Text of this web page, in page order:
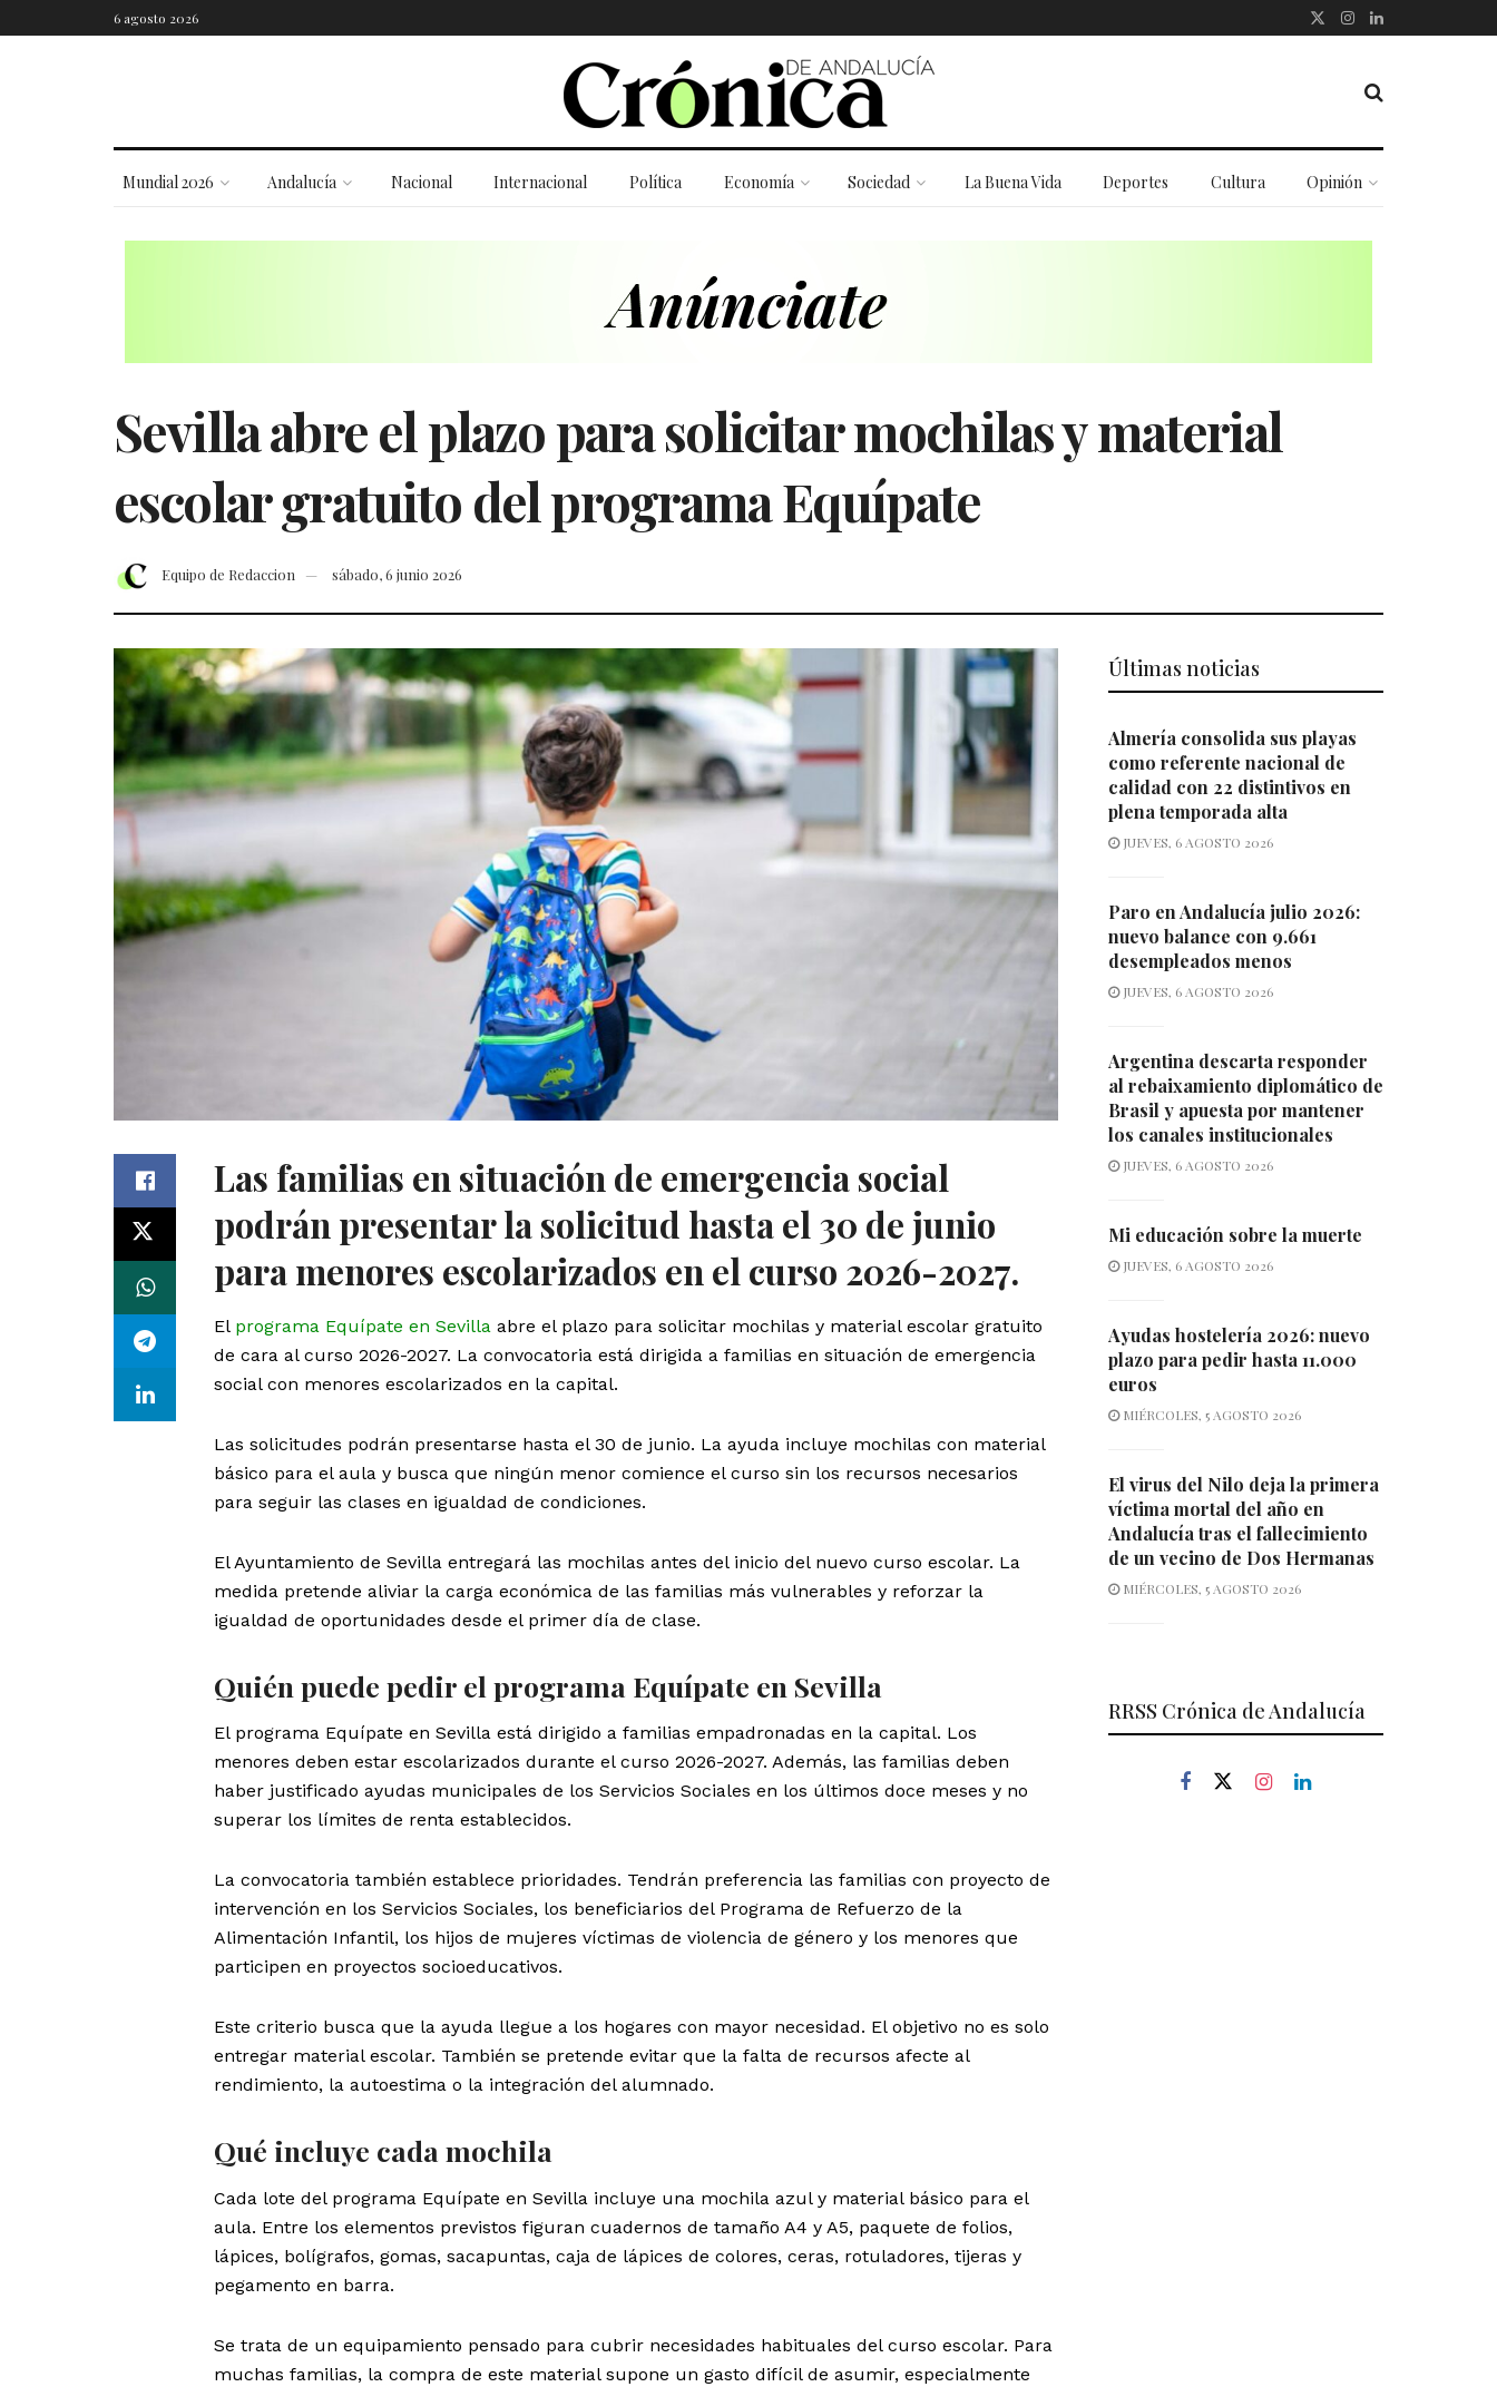
6 agosto 2026
Mundial 2026 Andalucía Nacional Internacional Política Economía Sociedad La Buena Vida Deportes Cultura Opinión
Sevilla abre el plazo para solicitar mochilas y material
escolar gratuito del programa Equípate
Equipo de Redaccion sábado, 6 junio 2026
Las familias en situación de emergencia social
podrán presentar la solicitud hasta el 30 de junio
para menores escolarizados en el curso 2026-2027.
El programa Equípate en Sevilla abre el plazo para solicitar mochilas y material escolar gratuito
de cara al curso 2026-2027. La convocatoria está dirigida a familias en situación de emergencia
social con menores escolarizados en la capital.
Las solicitudes podrán presentarse hasta el 30 de junio. La ayuda incluye mochilas con material
básico para el aula y busca que ningún menor comience el curso sin los recursos necesarios
para seguir las clases en igualdad de condiciones.
El Ayuntamiento de Sevilla entregará las mochilas antes del inicio del nuevo curso escolar. La
medida pretende aliviar la carga económica de las familias más vulnerables y reforzar la
igualdad de oportunidades desde el primer día de clase.
Quién puede pedir el programa Equípate en Sevilla
El programa Equípate en Sevilla está dirigido a familias empadronadas en la capital. Los
menores deben estar escolarizados durante el curso 2026-2027. Además, las familias deben
haber justificado ayudas municipales de los Servicios Sociales en los últimos doce meses y no
superar los límites de renta establecidos.
La convocatoria también establece prioridades. Tendrán preferencia las familias con proyecto de
intervención en los Servicios Sociales, los beneficiarios del Programa de Refuerzo de la
Alimentación Infantil, los hijos de mujeres víctimas de violencia de género y los menores que
participen en proyectos socioeducativos.
Este criterio busca que la ayuda llegue a los hogares con mayor necesidad. El objetivo no es solo
entregar material escolar. También se pretende evitar que la falta de recursos afecte al
rendimiento, la autoestima o la integración del alumnado.
Qué incluye cada mochila
Cada lote del programa Equípate en Sevilla incluye una mochila azul y material básico para el
aula. Entre los elementos previstos figuran cuadernos de tamaño A4 y A5, paquete de folios,
lápices, bolígrafos, gomas, sacapuntas, caja de lápices de colores, ceras, rotuladores, tijeras y
pegamento en barra.
Se trata de un equipamiento pensado para cubrir necesidades habituales del curso escolar. Para
muchas familias, la compra de este material supone un gasto difícil de asumir, especialmente
Últimas noticias
Almería consolida sus playas
como referente nacional de
calidad con 22 distintivos en
plena temporada alta
JUEVES, 6 AGOSTO 2026
Paro en Andalucía julio 2026:
nuevo balance con 9.661
desempleados menos
JUEVES, 6 AGOSTO 2026
Argentina descarta responder
al rebaixamiento diplomático de
Brasil y apuesta por mantener
los canales institucionales
JUEVES, 6 AGOSTO 2026
Mi educación sobre la muerte
JUEVES, 6 AGOSTO 2026
Ayudas hostelería 2026: nuevo
plazo para pedir hasta 11.000
euros
MIÉRCOLES, 5 AGOSTO 2026
El virus del Nilo deja la primera
víctima mortal del año en
Andalucía tras el fallecimiento
de un vecino de Dos Hermanas
MIÉRCOLES, 5 AGOSTO 2026
RRSS Crónica de Andalucía